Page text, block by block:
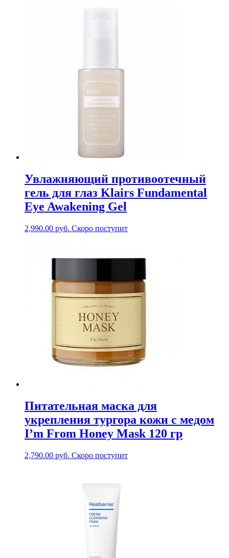
Увлажняющий противоотечный
гель для глаз Klairs Fundamental
Eye Awakening Gel
2,990.00 руб. Скоро поступит
Питательная маска для
укрепления тургора кожи с медом
I’m From Honey Mask 120 гр
2,790.00 руб. Скоро поступит